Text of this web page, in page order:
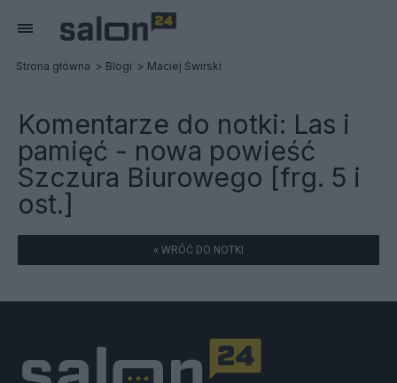
Strona główna Blogi Maciej Świrski
Komentarze do notki: Las i
pamięć - nowa powieść
Szczura Biurowego [frg. 5 i
ost.]
« WRÓĆ DO NOTKI